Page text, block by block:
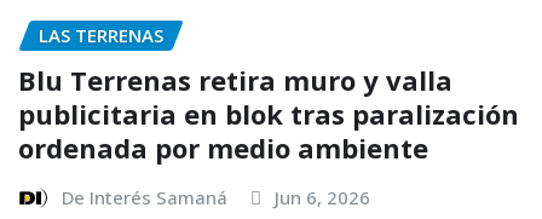
LAS TERRENAS
Blu Terrenas retira muro y valla
publicitaria en blok tras paralización
ordenada por medio ambiente
De Interés Samaná Jun 6, 2026